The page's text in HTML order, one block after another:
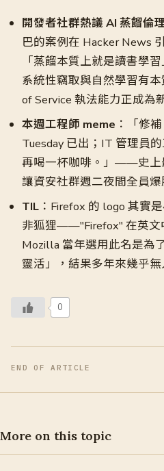
開發者社群熱議 AI 蒸餾倫
巴的案例在 Hacker News
「蒸餾本質上就是讀書學
系統性竊取與自然學習有
of Service 執法能力正成為
本週工程師 meme ：「修
Tuesday 已出；IT 管理員
再喝一杯咖啡。」——史上
讓資安社群週二夜間全員爆
TIL ：Firefox 的 logo 其實
非狐狸——"Firefox" 在英文
Mozilla 當年選用此名是為
靈活」，結果多年來幾乎無
0
END OF ARTICLE
More on this topic